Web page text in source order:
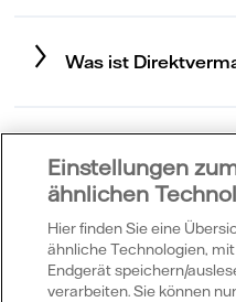
Was ist
Wir
Einstellungen
ähnlichen
Hier finden Sie eine
ähnliche Technologien,
Endgerät speichern/
verarbeiten. Sie können